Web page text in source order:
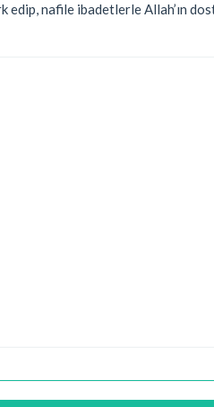
nafile ibadetlerle Allah’ın